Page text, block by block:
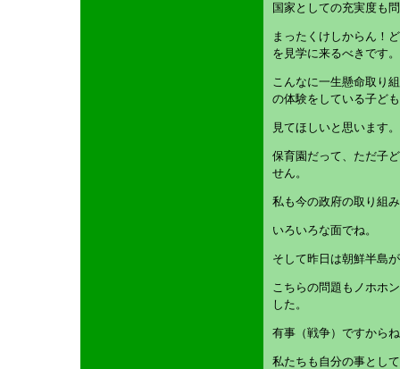
国家としての充実度も
まったくけしからん！
を見学に来るべきです。
こんなに一生懸命取り
の体験をしている子ど
見てほしいと思います。
保育園だって、ただ子
せん。
私も今の政府の取り組
いろいろな面でね。
そして昨日は朝鮮半島
こちらの問題もノホホ
した。
有事（戦争）ですから
私たちも自分の事とし